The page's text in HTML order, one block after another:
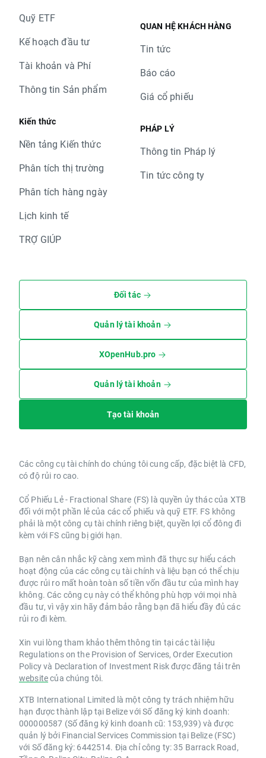
Quỹ ETF
Kế hoạch đầu tư
Tài khoản và Phí
Thông tin Sản phẩm
Kiến thức
Nền tảng Kiến thức
Phân tích thị trường
Phân tích hàng ngày
Lịch kinh tế
TRỢ GIÚP
QUAN HỆ KHÁCH HÀNG
Tin tức
Báo cáo
Giá cổ phiếu
PHÁP LÝ
Thông tin Pháp lý
Tin tức công ty
Đối tác
Quản lý tài khoản
XOpenHub.pro
Quản lý tài khoản
Tạo tài khoản
Các công cụ tài chính do chúng tôi cung cấp, đặc biệt là CFD,
có độ rủi ro cao.
Cổ Phiếu Lẻ - Fractional Share (FS) là quyền ủy thác của XTB
đối với một phần lẻ của các cổ phiếu và quỹ ETF. FS không
phải là một công cụ tài chính riêng biệt, quyền lợi cổ đông đi
kèm với FS cũng bị giới hạn.
Bạn nên cân nhắc kỹ càng xem mình đã thực sự hiểu cách
hoạt động của các công cụ tài chính và liệu bạn có thể chịu
được rủi ro mất hoàn toàn số tiền vốn đầu tư của mình hay
không. Các công cụ này có thể không phù hợp với mọi nhà
đầu tư, vì vậy xin hãy đảm bảo rằng bạn đã hiểu đầy đủ các
rủi ro đi kèm.
Xin vui lòng tham khảo thêm thông tin tại các tài liệu
Regulations on the Provision of Services, Order Execution
Policy và Declaration of Investment Risk được đăng tải trên
websitecủa chúng tôi.
XTB International Limited là một công ty trách nhiệm hữu
hạn được thành lập tại Belize với Số đăng ký kinh doanh:
000000587 (Số đăng ký kinh doanh cũ: 153,939) và được
quản lý bởi Financial Services Commission tại Belize (FSC)
với Số đăng ký: 6442514. Địa chỉ công ty: 35 Barrack Road,